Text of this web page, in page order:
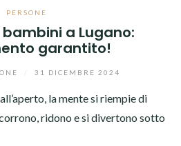
PERSONE
a Lugano:
garantito!
31 DICEMBRE 2024
la mente si riempie di
ridono e si divertono sotto